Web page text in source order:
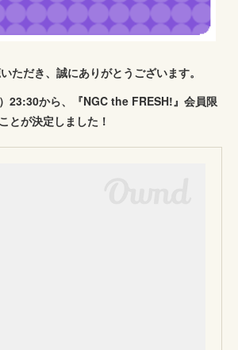
ただき、誠にありがとうございます。
23:30から、『NGC the FRESH!』会員限
とが決定しました！